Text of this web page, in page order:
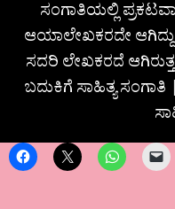
ಸಂಗಾತಿಯಲ್ಲಿ
ಆಯಾಲೇಖಕರದೇ
ಸದರಿ ಲೇಖಕರದೆ
ಬದುಕಿಗೆ ಸಾಹಿತ್ಯ